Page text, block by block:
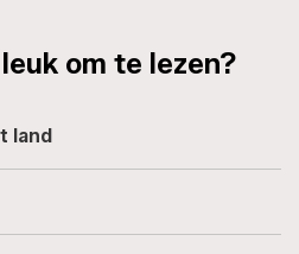
om te lezen?
land